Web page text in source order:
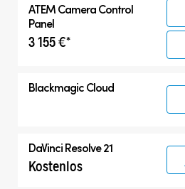
ATEM Camera Control
Panel
3 155 €*
Blackmagic Cloud
DaVinci Resolve 21
Kostenlos